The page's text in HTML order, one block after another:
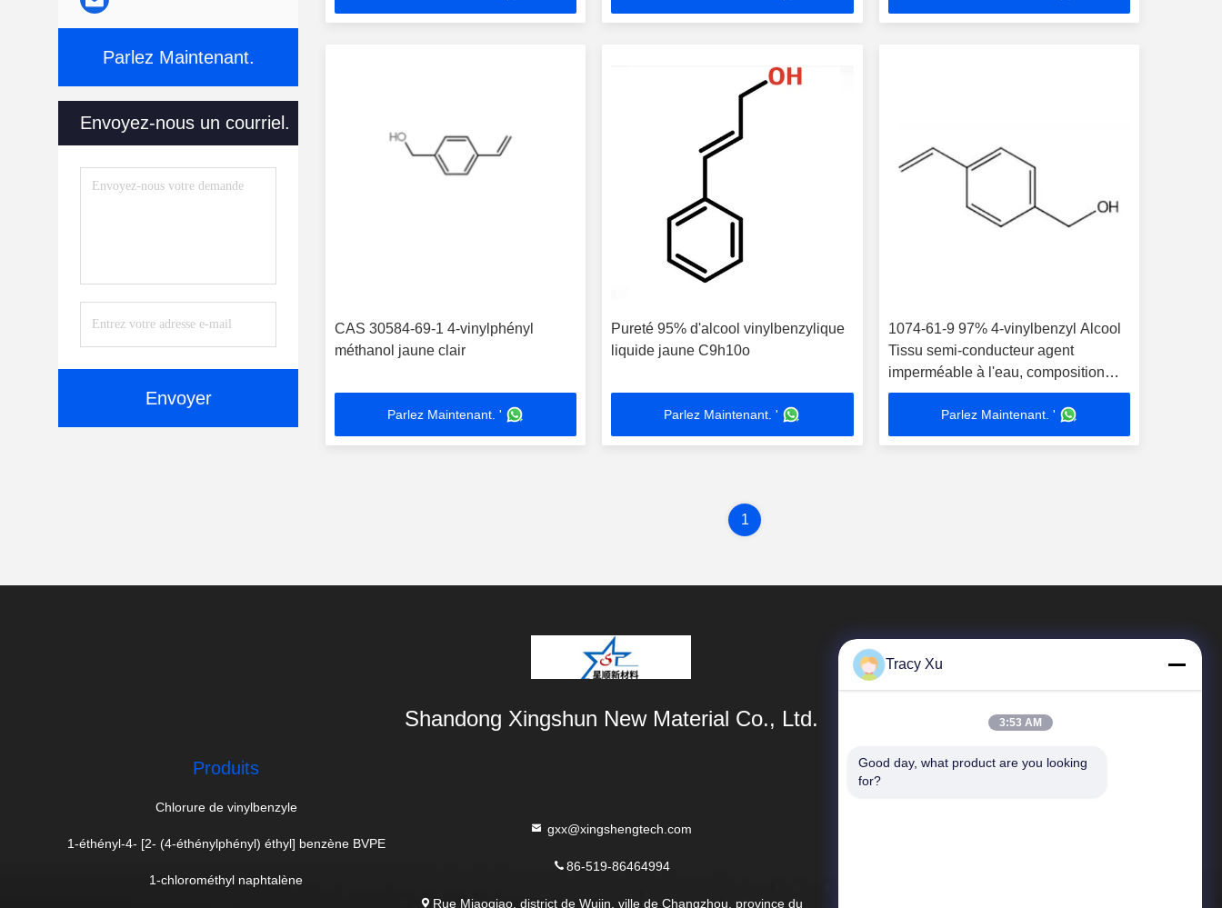
(6)
2,7-Dihydroxy-9-Fluorénone
1-Acétonaphtone
Dl-1- (1-Naphtyl) Éthylamine
Parlez Maintenant.
Envoyez-nous un courriel.
Envoyer
CAS 30584-69-1 4-vinylphényl
méthanol jaune clair
Parlez Maintenant. '
Pureté 95% d'alcool vinylbenzylique
liquide jaune C9h10o
Parlez Maintenant. '
1074-61-9 97% 4-vinylbenzyl Alcool
Tissu semi-conducteur agent
imperméable à l'eau, composition
adhésive Matériau électrochrome
Parlez Maintenant. '
1
Shandong Xingshun New Material Co., Ltd.
Produits
Chlorure de vinylbenzyle
1-éthényl-4- [2- (4-éthénylphényl) éthyl] benzène BVPE
1-chlorométhyl naphtalène
gxx@xingshengtech.com
86-519-86464994
Rue Miaoqiao, district de Wujin, ville de Changzhou, province du
Liens Rapides
Tracy Xu
3:53 AM
Good day, what product are you looking
for?